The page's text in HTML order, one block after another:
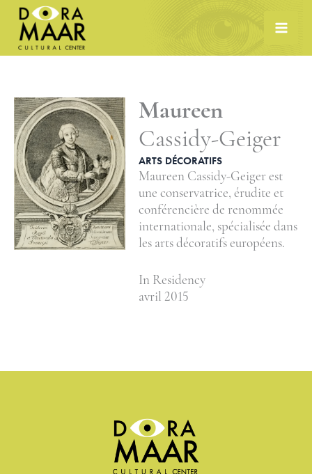
Skip
content
Maureen
Cassidy-Geiger
ARTS DÉCORATIFS
Maureen Cassidy-Geiger est
une conservatrice, érudite et
conférencière de renommée
internationale, spécialisée dans
les arts décoratifs européens.
In Residency
avril 2015